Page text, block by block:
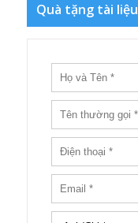
Quà tặng tài liệu